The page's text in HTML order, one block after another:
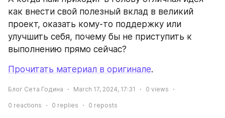
как внести свой полезный вклад в великий
проект, оказать кому-то поддержку или
улучшить себя, почему бы не приступить к
выполнению прямо сейчас?
Прочитать материал в оригинале.
Блог Сета Година March 17, 2024, 17:31 0 views
0 reactions 0 replies 0 reposts